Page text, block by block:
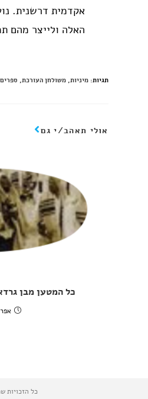
אקדמית דרשנית.
האלה ולייצר מהם
תגיות:מיניות, משולחן העורכת,
אולי תאהב/י גם
כל המטען מבן
אפריל
כל הזכויות